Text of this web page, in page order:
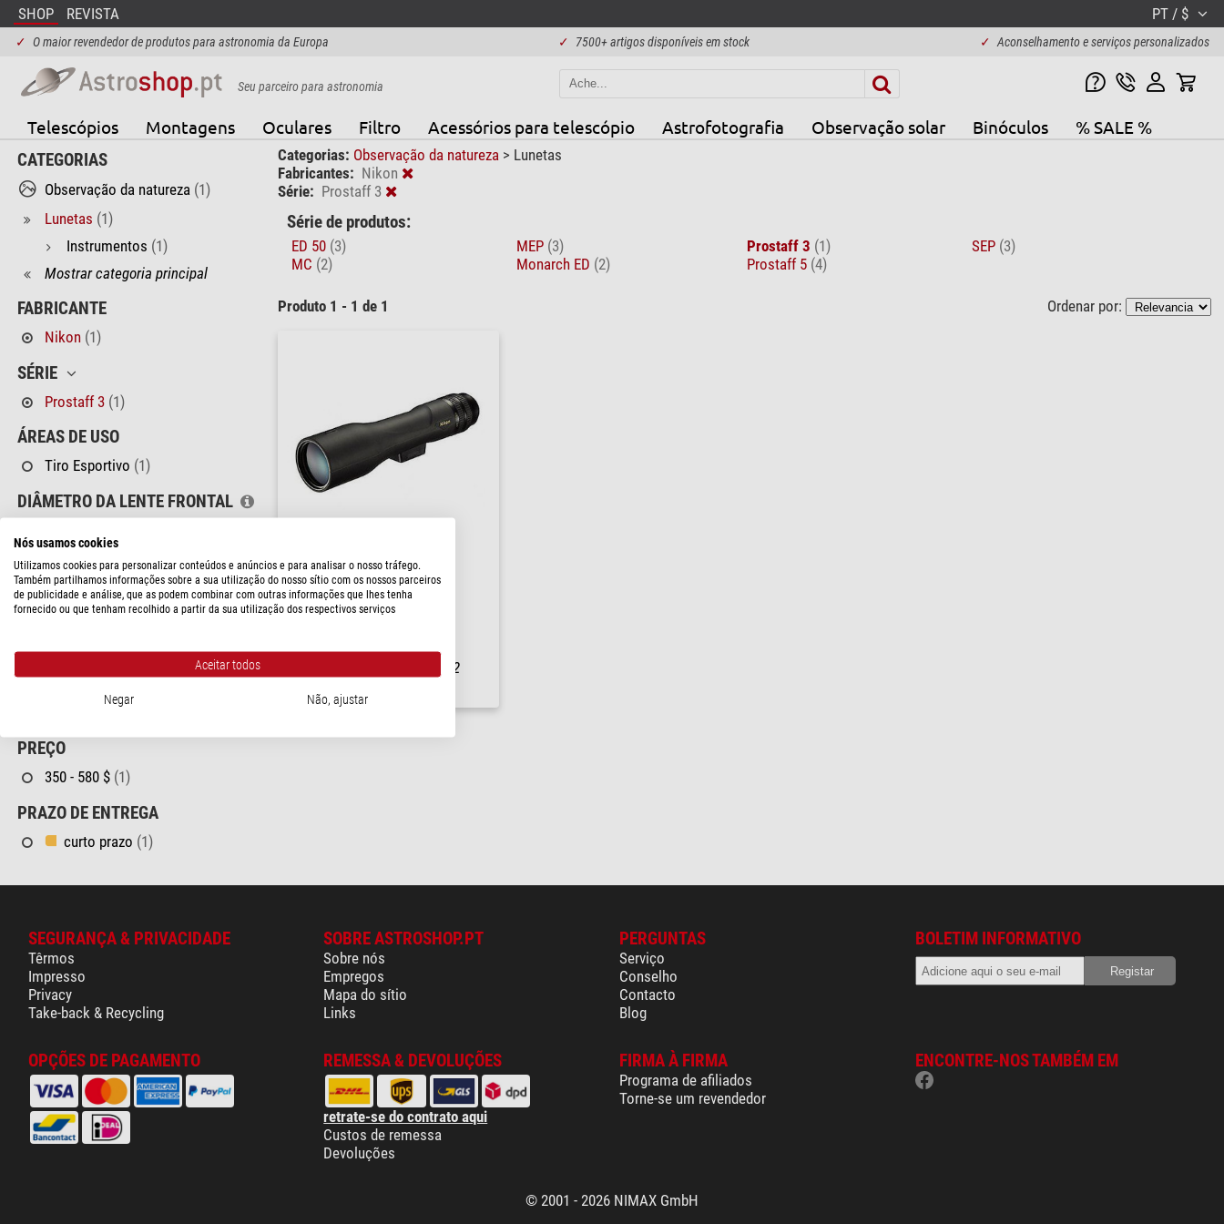
SHOP REVISTA PT / $
✓ O maior revendedor de produtos para astronomia da Europa ✓ 7500+ artigos disponíveis em stock ✓ Aconselhamento e serviços personalizados
Seu parceiro para astronomia
Telescópios Montagens Oculares Filtro Acessórios para telescópio Astrofotografia Observação solar Binóculos % SALE %
CATEGORIAS
Observação da natureza (1)
Lunetas (1)
Instrumentos (1)
Mostrar categoria principal
FABRICANTE
Nikon (1)
SÉRIE
Prostaff 3 (1)
ÁREAS DE USO
Tiro Esportivo (1)
DIÂMETRO DA LENTE FRONTAL
PESO
500 - 700 g(1)
Ocular Zoom Incluída No Pacote(1)
Impermeável à água
PREÇO
350 - 580 $ (1)
PRAZO DE ENTREGA
curto prazo (1)
Categorias: Observação da natureza > Lunetas
Fabricantes: Nikon
Série: Prostaff 3
Série de produtos:
ED 50 (3)
MC (2)
MEP (3)
Monarch ED (2)
Prostaff 3 (1)
Prostaff 5 (4)
SEP (3)
Produto 1 - 1 de 1 Ordenar por:
Luneta zoom Prostaff 3 16-48x60
RRP: $ 392,00
Nosso preço:
1-2
SEGURANÇA & PRIVACIDADE
Têrmos
Impresso
Privacy
Take-back & Recycling
SOBRE ASTROSHOP.PT
Sobre nós
Empregos
Mapa do sítio
Links
PERGUNTAS
Serviço
Conselho
Contacto
Blog
BOLETIM INFORMATIVO
OPÇÕES DE PAGAMENTO REMESSA & DEVOLUÇÕES
retrate-se do contrato aqui
Custos de remessa
Devoluções
FIRMA À FIRMA
Programa de afiliados
Torne-se um revendedor
ENCONTRE-NOS TAMBÉM EM
© 2001 - 2026 NIMAX GmbH
Nós usamos cookies
Utilizamos cookies para personalizar conteúdos e anúncios e para analisar o nosso tráfego.
Também partilhamos informações sobre a sua utilização do nosso sítio com os nossos parceiros
de publicidade e análise, que as podem combinar com outras informações que lhes tenha
fornecido ou que tenham recolhido a partir da sua utilização dos respectivos serviços
Aceitar todos
Negar Não, ajustar